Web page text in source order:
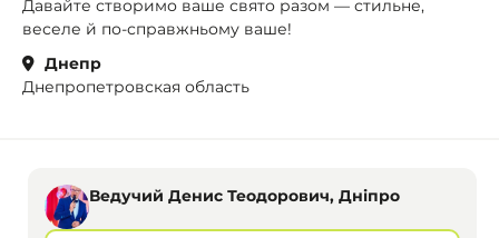
Давайте створимо ваше свято разом — стильне,
веселе й по-справжньому ваше!
Днепр
Днепропетровская область
Ведучий Денис Теодорович, Дніпро